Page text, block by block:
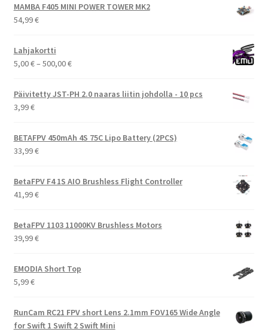
MAMBA F405 MINI POWER TOWER MK2
54,99€
Lahjakortti
5,00€– 500,00€Hintaluokka:
-
Päivitetty JST-PH 2.0 naaras liitin johdolla - 10 pcs
3,99€
BETAFPV 450mAh 4S 75C Lipo Battery (2PCS)
33,99€
BetaFPV F4 1S AIO Brushless Flight Controller
41,99€
BetaFPV 1103 11000KV Brushless Motors
39,99€
EMODIA Short Top
5,99€
RunCam RC21 FPV short Lens 2.1mm FOV165 Wide Angle
for Swift 1 Swift 2 Swift Mini